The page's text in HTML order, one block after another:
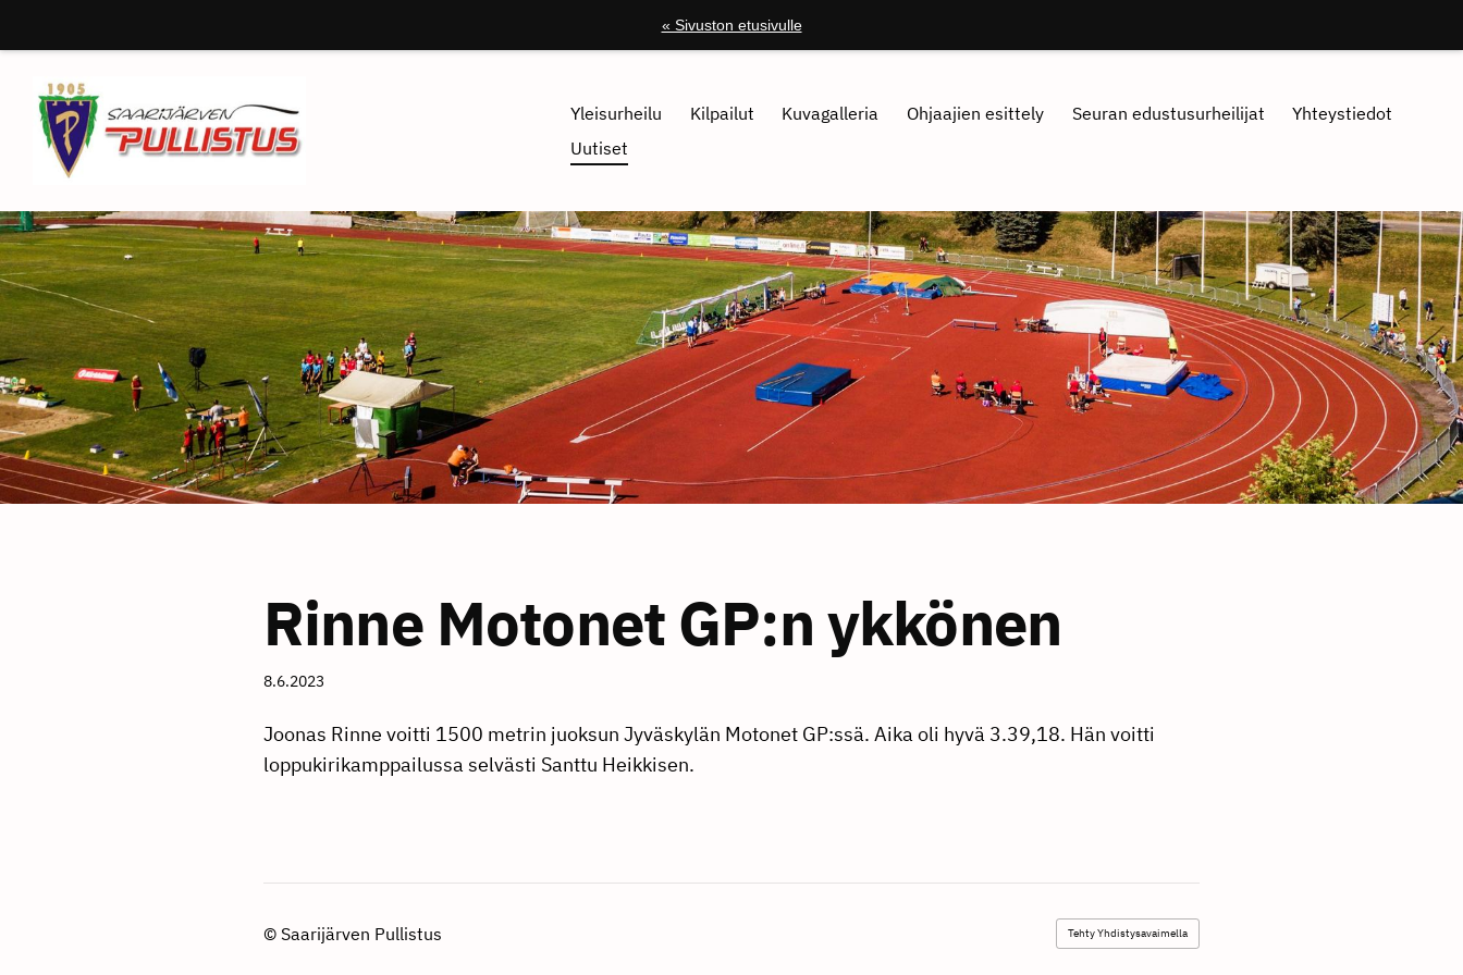
sivun
sisältöön
« Sivuston etusivulle
Saarijärven Pullistus
Yleisurheilu Kilpailut Kuvagalleria Ohjaajien esittely Seuran edustusurheilijat
Yhteystiedot
Uutiset
Rinne Motonet GP:n ykkönen
8.6.2023
Joonas Rinne voitti 1500 metrin juoksun Jyväskylän Motonet GP:ssä. Aika oli hyvä 3.39,18. Hän voitti
loppukirikamppailussa selvästi Santtu Heikkisen.
© Saarijärven Pullistus Tehty Yhdistysavaimella